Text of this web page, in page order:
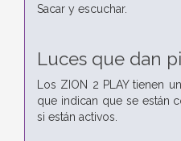
Sacar y escuchar.
Luces que dan
Los ZION 2 PLAY tienen
que indican que se están
si están activos.